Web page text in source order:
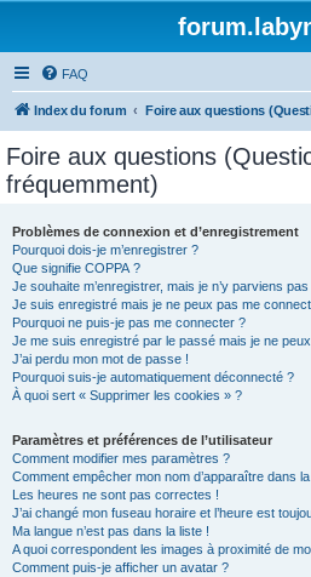
FAQ
Index du forum Foire aux questions
Foire aux questions
fréquemment)
Problèmes de connexion et d’enregistrement
Pourquoi dois-je m’enregistrer ?
Que signifie COPPA ?
Je souhaite m’enregistrer, mais je n’y parviens pas
Je suis enregistré mais je ne peux pas me
Pourquoi ne puis-je pas me connecter ?
Je me suis enregistré par le passé mais je ne
J’ai perdu mon mot de passe !
Pourquoi suis-je automatiquement déconnecté ?
À quoi sert « Supprimer les cookies » ?
Paramètres et préférences de l’utilisateur
Comment modifier mes paramètres ?
Comment empêcher mon nom d’apparaître dans
Les heures ne sont pas correctes !
J’ai changé mon fuseau horaire et l’heure est
Ma langue n’est pas dans la liste !
A quoi correspondent les images à proximité de
Comment puis-je afficher un avatar ?